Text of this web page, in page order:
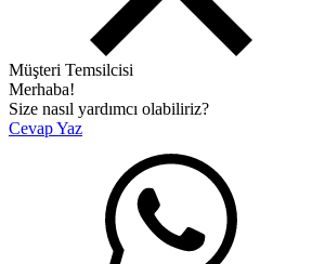
Müşteri Temsilcisi
Merhaba!
Size nasıl yardımcı olabiliriz?
Cevap Yaz